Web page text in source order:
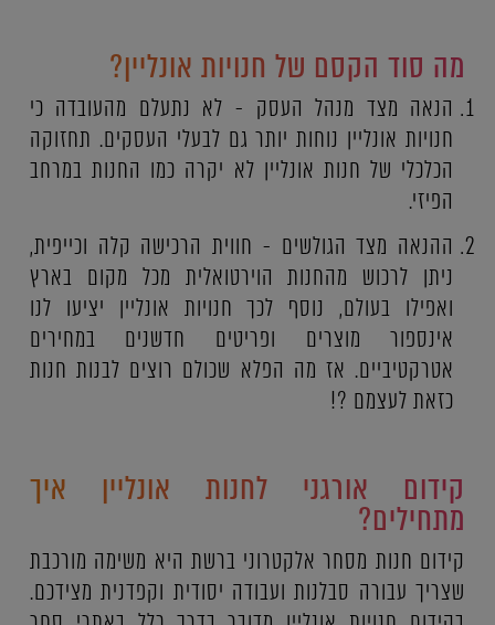
מה סוד הקסם של חנויות אונליין?
הנאה מצד מנהל העסק - לא נתעלם מהעובדה כי
חנויות אונליין נוחות יותר גם לבעלי העסקים. תחזוקה
הכלכלי של חנות אונליין לא יקרה כמו החנות במרחב
הפיזי.
ההנאה מצד הגולשים - חווית הרכישה קלה וכייפית,
ניתן לרכוש מהחנות הוירטואלית מכל מקום בארץ
ואפילו בעולם, נוסף לכך חנויות אונליין יציעו לנו
אינספור מוצרים ופריטים חדשנים במחירים
אטרקטיביים. אז מה הפלא שכולם רוצים לבנות חנות
כזאת לעצמם ?!
קידום אורגני לחנות אונליין איך
מתחילים?
קידום חנות מסחר אלקטרוני ברשת היא משימה מורכבת
שצריך עבורה סבלנות ועבודה יסודית וקפדנית מצידכם.